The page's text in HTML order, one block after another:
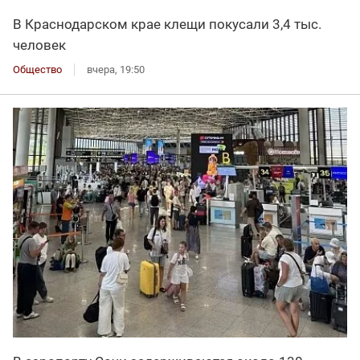
В Краснодарском крае клещи покусали 3,4 тыс.
человек
Общество вчера, 19:50